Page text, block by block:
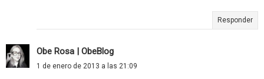
Responder
Obe Rosa | ObeBlog
1 de enero de 2013 a las 21:09